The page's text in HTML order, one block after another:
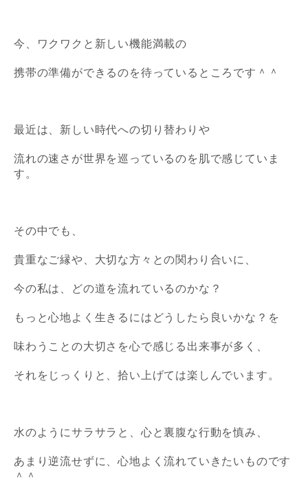
今、ワクワクと新しい機能満載の
携帯の準備ができるのを待っているところです＾＾
最近は、新しい時代への切り替わりや
流れの速さが世界を巡っているのを 肌で感じていま
す。
その中でも、
貴重なご縁や、大切な方々との関わり合いに、
今の私は、どの道を流れているのかな？
もっと心地よく生きるにはどうしたら良いかな？ を
味わうことの大切さを心で感じる出来事が多く、
それをじっくりと、拾い上げては楽しんでいます。
水のようにサラサラと、心と裏腹な行動を慎み、
あまり逆流せずに、心地よく流れていきたいものです
＾＾